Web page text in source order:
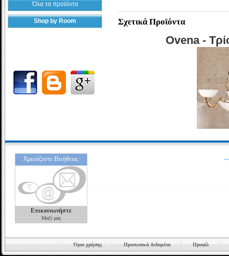
Όλα τα προϊόντα
Shop by Room Σχετικά Προϊόντα
Ovena -
Χρειάζεστε Βοήθεια;
Επικοινωνήστε
Μαζί μας
Όροι χρήσης Προσωπικά δεδομένα Προφίλ